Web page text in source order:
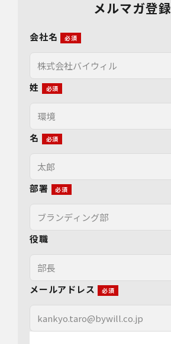
メルマガ登録
会社名
姓
名
部署
役職
メールアドレス